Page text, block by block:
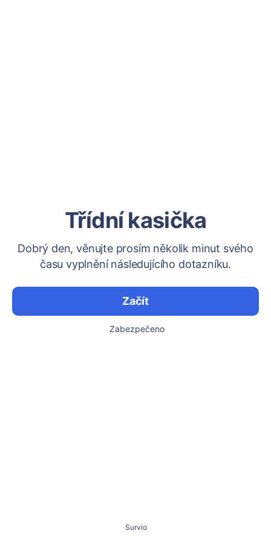
Třídní kasička
Dobrý den, věnujte prosím několik minut svého
času vyplnění následujícího dotazníku.
Začít
Zabezpečeno
Survio